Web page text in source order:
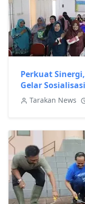
Perkuat
Gelar
Tarakan News